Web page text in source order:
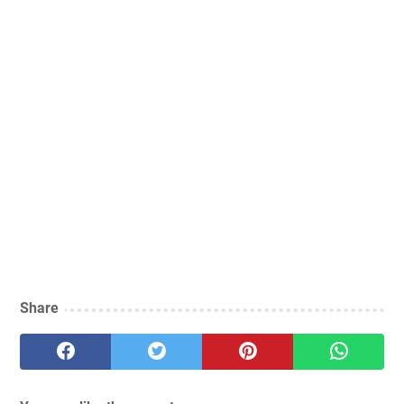
Share